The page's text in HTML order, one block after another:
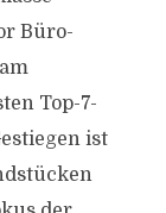
Büro-
Top-7-
ist